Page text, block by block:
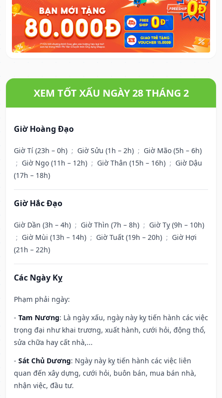
XEM TỐT XẤU NGÀY 28 THÁNG 2
Giờ Hoàng Đạo
Giờ Tí (23h – 0h) ; Giờ Sửu (1h – 2h) ; Giờ Mão (5h – 6h)
; Giờ Ngọ (11h – 12h) ; Giờ Thân (15h – 16h) ; Giờ Dậu
(17h – 18h)
Giờ Hắc Đạo
Giờ Dần (3h – 4h) ; Giờ Thìn (7h – 8h) ; Giờ Tỵ (9h – 10h)
; Giờ Mùi (13h – 14h) ; Giờ Tuất (19h – 20h) ; Giờ Hợi
(21h – 22h)
Các Ngày Kỵ
Phạm phải ngày:
- Tam Nương: Là ngày xấu, ngày này kỵ tiến hành các việc
trọng đại như khai trương, xuất hành, cưới hỏi, động thổ,
sửa chữa hay cất nhà,...
- Sát Chủ Dương: Ngày này kỵ tiến hành các việc liên
quan đến xây dựng, cưới hỏi, buôn bán, mua bán nhà,
nhận việc, đầu tư.